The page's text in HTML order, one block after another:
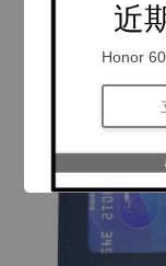
近
Honor